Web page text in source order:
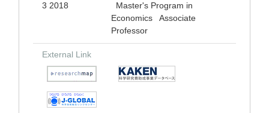
3 2018
Master's Program in
Economics Associate
Professor
External Link